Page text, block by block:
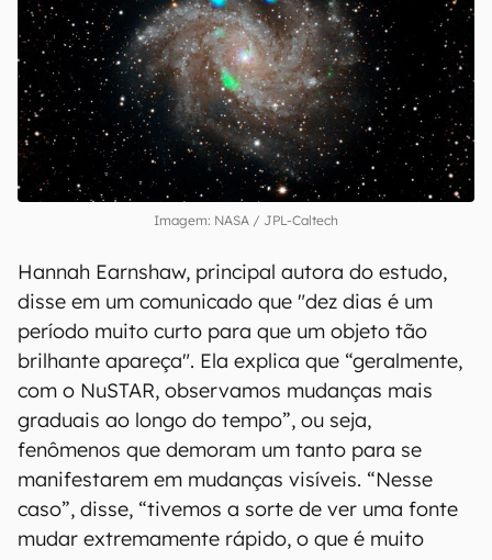
Imagem: NASA / JPL-Caltech
Hannah Earnshaw, principal autora do estudo,
disse em um comunicado que "dez dias é um
período muito curto para que um objeto tão
brilhante apareça". Ela explica que “geralmente,
com o NuSTAR, observamos mudanças mais
graduais ao longo do tempo”, ou seja,
fenômenos que demoram um tanto para se
manifestarem em mudanças visíveis. “Nesse
caso”, disse, “tivemos a sorte de ver uma fonte
mudar extremamente rápido, o que é muito